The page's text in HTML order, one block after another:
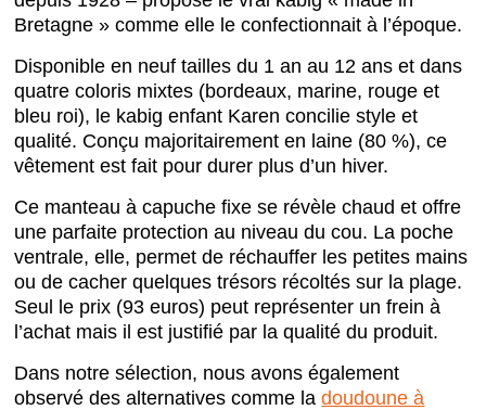
Bretagne » comme elle le confectionnait à l’époque.
Disponible en neuf tailles du 1 an au 12 ans et dans
quatre coloris mixtes (bordeaux, marine, rouge et
bleu roi), le kabig enfant Karen concilie style et
qualité. Conçu majoritairement en laine (80 %), ce
vêtement est fait pour durer plus d’un hiver.
Ce manteau à capuche fixe se révèle chaud et offre
une parfaite protection au niveau du cou. La poche
ventrale, elle, permet de réchauffer les petites mains
ou de cacher quelques trésors récoltés sur la plage.
Seul le prix (93 euros) peut représenter un frein à
l’achat mais il est justifié par la qualité du produit.
Dans notre sélection, nous avons également
observé des alternatives comme ladoudoune à